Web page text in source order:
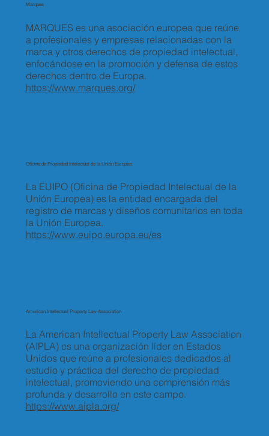
MARQUES es una asociación europea que reúne
a profesionales y empresas relacionadas con la
marca y otros derechos de propiedad intelectual,
enfocándose en la promoción y defensa de estos
derechos dentro de Europa.
Marques
https://www.marques.org/
La EUIPO (Oficina de Propiedad Intelectual de la
Unión Europea) es la entidad encargada del
registro de marcas y diseños comunitarios en toda
la Unión Europea.
Oficina de Propiedad Intelectual de la Unión Europea
https://www.euipo.europa.eu/es
La American Intellectual Property Law Association
(AIPLA) es una organización líder en Estados
Unidos que reúne a profesionales dedicados al
estudio y práctica del derecho de propiedad
intelectual, promoviendo una comprensión más
profunda y desarrollo en este campo.
American Intellectual Property Law Association
https://www.aipla.org/